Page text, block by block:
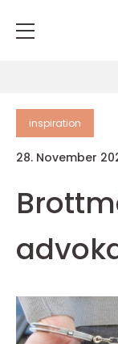
inspiration
28. November